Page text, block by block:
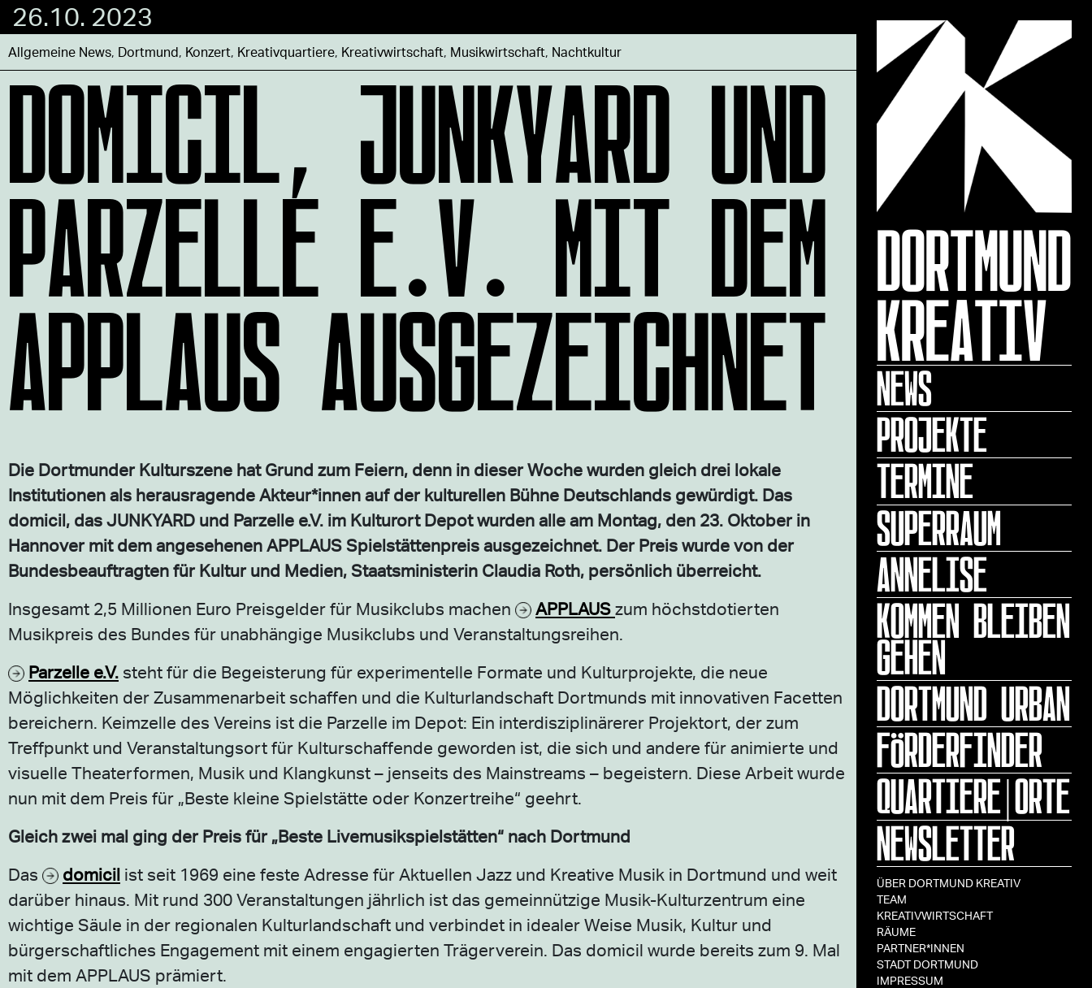
DORTMUND
KREATIV
NEWS
PROJEKTE
TERMINE
SUPERRAUM
ANNELISE
KOMMEN BLEIBEN
GEHEN
DORTMUND URBAN
FÖRDERFINDER
QUARTIERE|ORTE
NEWSLETTER
ÜBER DORTMUND KREATIV
TEAM
KREATIVWIRTSCHAFT
RÄUME
PARTNER*INNEN
STADT DORTMUND
IMPRESSUM
26.10. 2023
Allgemeine News, Dortmund, Konzert, Kreativquartiere, Kreativwirtschaft, Musikwirtschaft, Nachtkultur
DOMICIL, JUNKYARD UND
PARZELLE E.V. MIT DEM
APPLAUS AUSGEZEICHNET
Die Dortmunder Kulturszene hat Grund zum Feiern, denn in dieser Woche wurden gleich drei lokale
Institutionen als herausragende Akteur*innen auf der kulturellen Bühne Deutschlands gewürdigt. Das
domicil, das JUNKYARD und Parzelle e.V. im Kulturort Depot wurden alle am Montag, den 23. Oktober in
Hannover mit dem angesehenen APPLAUS Spielstättenpreis ausgezeichnet. Der Preis wurde von der
Bundesbeauftragten für Kultur und Medien, Staatsministerin Claudia Roth, persönlich überreicht.
Insgesamt 2,5 Millionen Euro Preisgelder für Musikclubs machen
APPLAUSzum höchstdotierten
Musikpreis des Bundes für unabhängige Musikclubs und Veranstaltungsreihen.
Parzelle e.V. steht für die Begeisterung für experimentelle Formate und Kulturprojekte, die neue
Möglichkeiten der Zusammenarbeit schaffen und die Kulturlandschaft Dortmunds mit innovativen Facetten
bereichern. Keimzelle des Vereins ist die Parzelle im Depot: Ein interdisziplinärerer Projektort, der zum
Treffpunkt und Veranstaltungsort für Kulturschaffende geworden ist, die sich und andere für animierte und
visuelle Theaterformen, Musik und Klangkunst – jenseits des Mainstreams – begeistern. Diese Arbeit wurde
nun mit dem Preis für „Beste kleine Spielstätte oder Konzertreihe“ geehrt.
Gleich zwei mal ging der Preis für „Beste Livemusikspielstätten“ nach Dortmund
Das
domicil ist seit 1969 eine feste Adresse für Aktuellen Jazz und Kreative Musik in Dortmund und weit
darüber hinaus. Mit rund 300 Veranstaltungen jährlich ist das gemeinnützige Musik-Kulturzentrum eine
wichtige Säule in der regionalen Kulturlandschaft und verbindet in idealer Weise Musik, Kultur und
bürgerschaftliches Engagement mit einem engagierten Trägerverein. Das domicil wurde bereits zum 9. Mal
mit dem APPLAUS prämiert.